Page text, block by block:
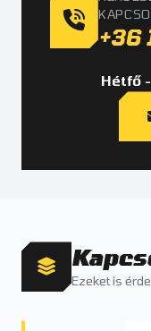
+36
Hétfő
Ezeket is